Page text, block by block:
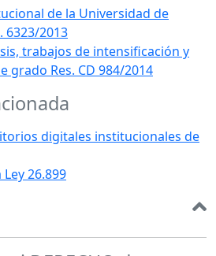
de la Universidad de
6323/2013
trabajos de intensificación y
grado Res. CD 984/2014
digitales institucionales de
26.899